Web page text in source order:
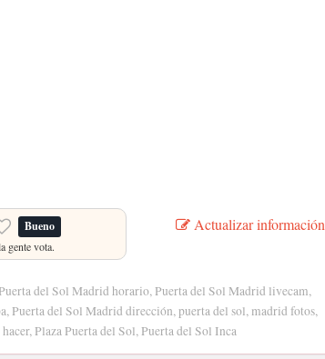
Bueno
gente vota.
Actualizar información
Puerta del Sol Madrid horario, Puerta del Sol Madrid livecam,
Puerta del Sol Madrid dirección, puerta del sol, madrid fotos,
Plaza Puerta del Sol, Puerta del Sol Inca